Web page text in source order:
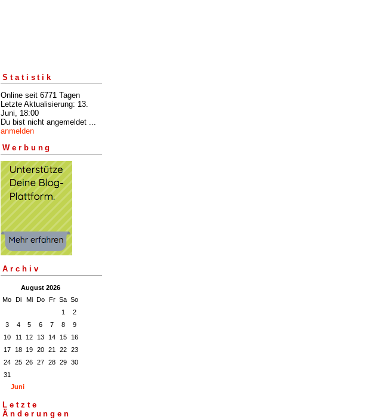
Statistik
Online seit 6771 Tagen
Letzte Aktualisierung: 13.
Juni, 18:00
Du bist nicht angemeldet ...
anmelden
Werbung
Archiv
August 2026
Mo Di Mi Do Fr Sa So
1
2
3
4 5 6 7 8
9
10
11 12 13 14 15
16
17
18 19 20 21 22
23
24
25 26 27 28 29
30
31
Juni
Letzte
Änderungen